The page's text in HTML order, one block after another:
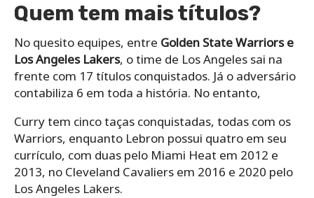
Quem tem mais títulos?
No quesito equipes, entre Golden State Warriors e
Los Angeles Lakers, o time de Los Angeles sai na
frente com 17 títulos conquistados. Já o adversário
contabiliza 6 em toda a história. No entanto,
Curry tem cinco taças conquistadas, todas com os
Warriors, enquanto Lebron possui quatro em seu
currículo, com duas pelo Miami Heat em 2012 e
2013, no Cleveland Cavaliers em 2016 e 2020 pelo
Los Angeles Lakers.